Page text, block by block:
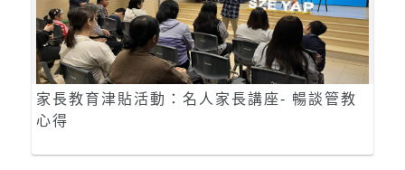
家長教育津貼活動：名人家長講座- 暢談管教
心得